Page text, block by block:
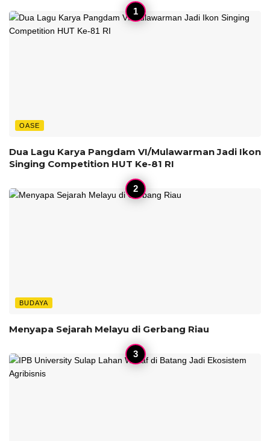
OASE
Dua Lagu Karya Pangdam VI/Mulawarman Jadi Ikon
Singing Competition HUT Ke-81 RI
BUDAYA
Menyapa Sejarah Melayu di Gerbang Riau